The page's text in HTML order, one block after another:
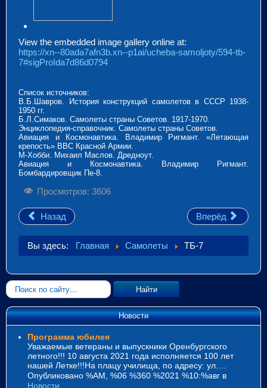
View the embedded image gallery online at:
https://xn--80ada7afn3b.xn--p1ai/ucheba-samoljoty/594-tb-
7#sigProIda7d86d0794
Список источников:
В.Б.Шавров. История конструкций самолетов в СССР 1938-
1950 гг.
Б.Л.Симаков. Самолеты страны Советов. 1917-1970.
Энциклопедия-справочник. Самолеты страны Советов.
Авиация и Космонавтика. Владимир Ригмант. «Летающая
крепость» ВВС Красной Армии.
М-Хобби. Михаил Маслов. Дредноут.
Авиация и Космонавтика. Владимир Ригмант.
Бомбардировщик Пе-8.
Просмотров: 3606
Назад Вперёд
Вы здесь: Главная Самолеты ТБ-7
Искать... Найти
Новости
Программа юбилея
Уважаемые ветераны и выпускники Оренбургского
летного!!! 10 августа 2021 года исполняется 100 лет
нашей Летке!!!На плацу училища, по адресу: ул.…
Опубликовано %AM, %06 %360 %2021 %10:%авг в
Новости